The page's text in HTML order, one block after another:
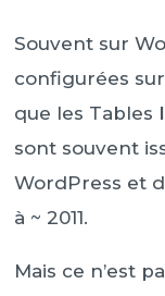
Souvent sur
configurées sur
que les Tables
sont souvent
WordPress et
à ~ 2011.
Mais ce n’est